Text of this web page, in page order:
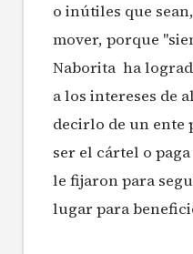
o inútiles que
mover, porque
Naborita ha
a los intereses de
decirlo de un ente
ser el cártel o
le fijaron para
lugar para